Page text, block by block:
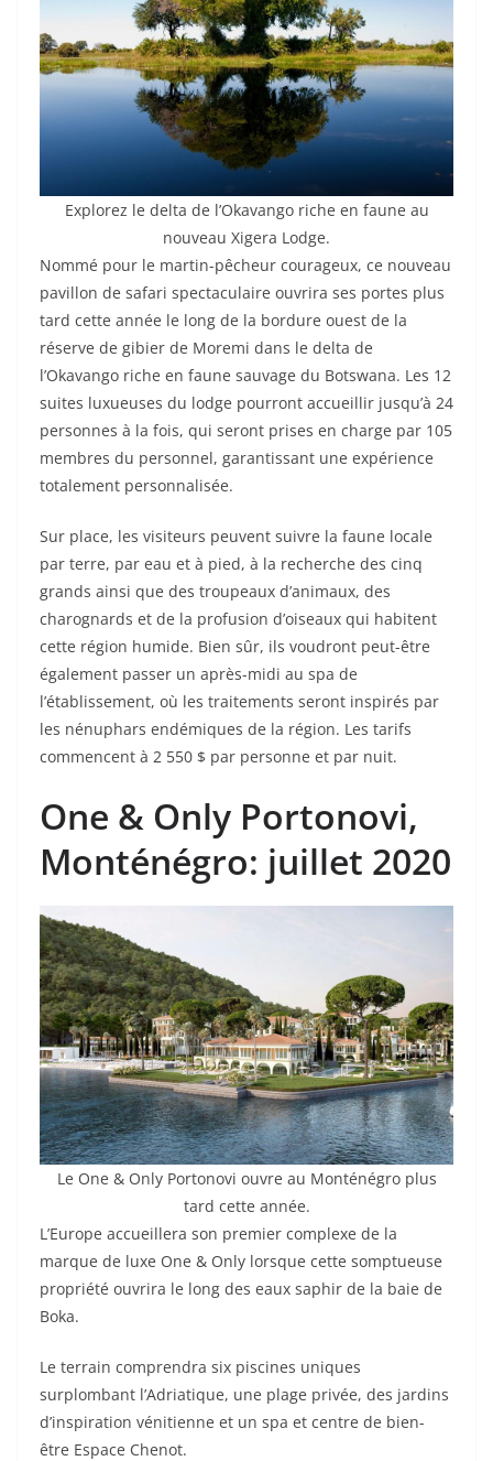
Explorez le delta de l’Okavango riche en faune au
nouveau Xigera Lodge.
Nommé pour le martin-pêcheur courageux, ce nouveau
pavillon de safari spectaculaire ouvrira ses portes plus
tard cette année le long de la bordure ouest de la
réserve de gibier de Moremi dans le delta de
l’Okavango riche en faune sauvage du Botswana. Les 12
suites luxueuses du lodge pourront accueillir jusqu’à 24
personnes à la fois, qui seront prises en charge par 105
membres du personnel, garantissant une expérience
totalement personnalisée.
Sur place, les visiteurs peuvent suivre la faune locale
par terre, par eau et à pied, à la recherche des cinq
grands ainsi que des troupeaux d’animaux, des
charognards et de la profusion d’oiseaux qui habitent
cette région humide. Bien sûr, ils voudront peut-être
également passer un après-midi au spa de
l’établissement, où les traitements seront inspirés par
les nénuphars endémiques de la région. Les tarifs
commencent à 2 550 $ par personne et par nuit.
One & Only Portonovi,
Monténégro: juillet 2020
Le One & Only Portonovi ouvre au Monténégro plus
tard cette année.
L’Europe accueillera son premier complexe de la
marque de luxe One & Only lorsque cette somptueuse
propriété ouvrira le long des eaux saphir de la baie de
Boka.
Le terrain comprendra six piscines uniques
surplombant l’Adriatique, une plage privée, des jardins
d’inspiration vénitienne et un spa et centre de bien-
être Espace Chenot.